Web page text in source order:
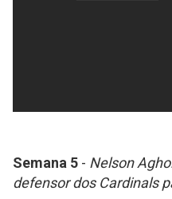
Semana 5 - Nelson
defensor dos Cardinals